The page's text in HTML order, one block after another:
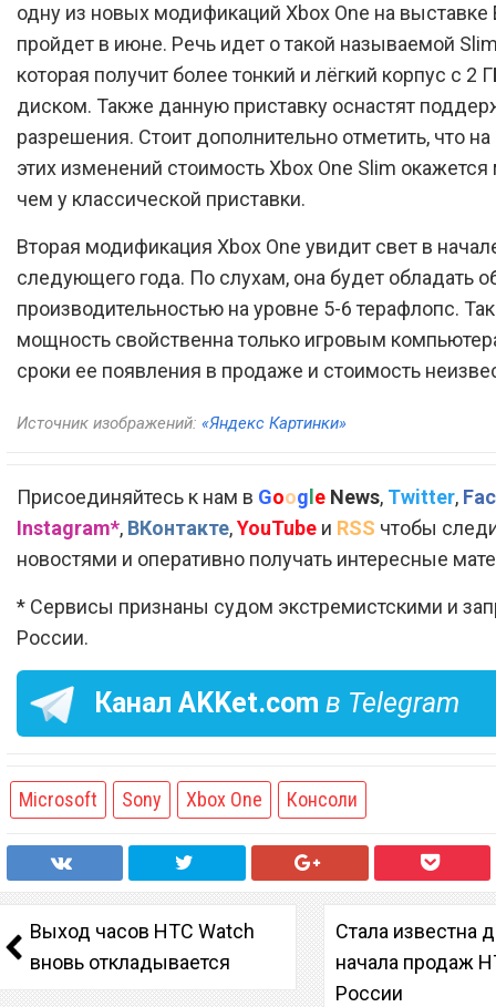
одну из новых модификаций Xbox One на выставке
пройдет в июне. Речь идет о такой называемой
которая получит более тонкий и лёгкий корпус с 2
диском. Также данную приставку оснастят
разрешения. Стоит дополнительно отметить, что
этих изменений стоимость Xbox One Slim
чем у классической приставки.
Вторая модификация Xbox One увидит свет в
следующего года. По слухам, она будет обладать
производительностью на уровне 5-6 терафлопс.
мощность свойственна только игровым
сроки ее появления в продаже и стоимость
Источник изображений: «Яндекс Картинки»
Присоединяйтесь к нам в Goog e News, Twitter,
Instagram*, ВКонтакте,YouTube и RSS чтобы
новостями и оперативно получать интересные
* Сервисы признаны судом экстремистскими и
России.
Канал AKKet.com в Telegram
Microsoft Sony Xbox One Консоли
Выход часов HTC Watch
вновь откладывается
Стала известна
начала продаж
России